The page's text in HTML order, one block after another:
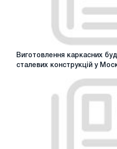
Виготовлення
Виготовлення каркасних
сталевих конструкцій у